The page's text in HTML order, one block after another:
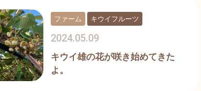
キウイ雄の花が咲き始めてきた
よ。
2024.05.09
ファーム キウイフルーツ